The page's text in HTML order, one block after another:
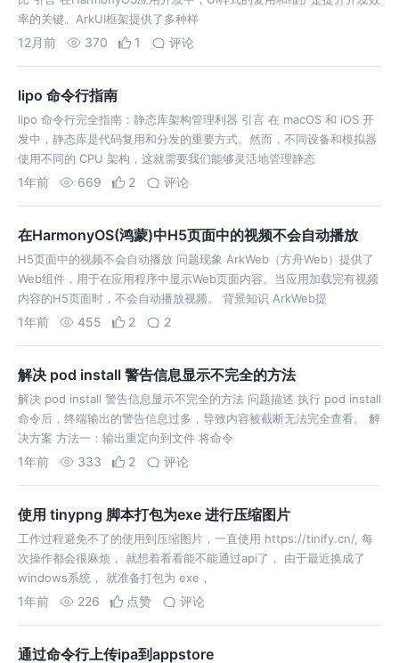
率的关键。ArkUI框架提供了多种样
12月前 370 1 评论
lipo 命令行指南
lipo 命令行完全指南：静态库架构管理利器 引言 在 macOS 和 iOS 开
发中，静态库是代码复用和分发的重要方式。然而，不同设备和模拟器
使用不同的 CPU 架构，这就需要我们能够灵活地管理静态
1年前 669 2 评论
在HarmonyOS(鸿蒙)中H5页面中的视频不会自动播放
H5页面中的视频不会自动播放 问题现象 ArkWeb（方舟Web）提供了
Web组件，用于在应用程序中显示Web页面内容。当应用加载完有视频
内容的H5页面时，不会自动播放视频。 背景知识 ArkWeb提
1年前 455 2 2
解决 pod install 警告信息显示不完全的方法
解决 pod install 警告信息显示不完全的方法 问题描述 执行 pod install
命令后，终端输出的警告信息过多，导致内容被截断无法完全查看。 解
决方案 方法一：输出重定向到文件 将命令
1年前 333 2 评论
使用 tinypng 脚本打包为exe 进行压缩图片
工作过程避免不了的使用到压缩图片，一直使用 https://tinify.cn/, 每
次操作都会很麻烦， 就想着看看能不能通过api了， 由于最近换成了
windows系统， 就准备打包为 exe，
1年前 226 点赞 评论
通过命令行上传ipa到appstore